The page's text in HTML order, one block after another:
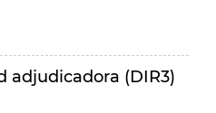
adjudicadora (DIR3)